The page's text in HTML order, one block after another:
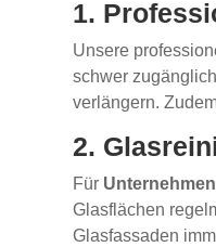
1.
Unsere
schwer
verlängern.
2.
Für Unternehmen
Glasflächen
Glasfassaden